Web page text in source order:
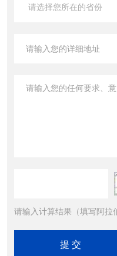
请输入计算结果（填写阿拉